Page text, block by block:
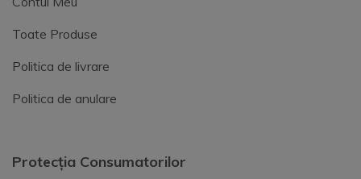
Toate Produse
Politica de livrare
Politica de anulare
Protecția Consumatorilor